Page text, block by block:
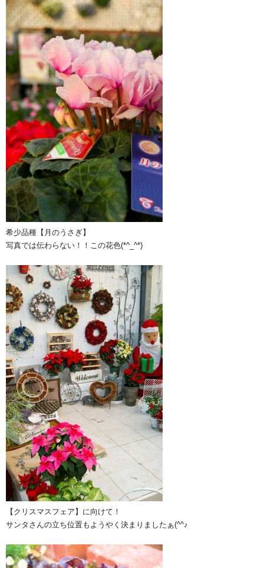
希少品種【月のうさぎ】
写真では伝わらない！！この花色(*^_^*)
【クリスマスフェア】に向けて！
サンタさんの立ち位置もようやく決まりましたぁ(^^♪